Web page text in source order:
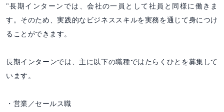
"長期インターンでは、会社の一員として社員と同様に働きま
す。そのため、実践的なビジネススキルを実務を通じて身につけ
ることができます。
長期インターンでは、主に以下の職種ではたらくひとを募集して
います。
・営業／セールス職